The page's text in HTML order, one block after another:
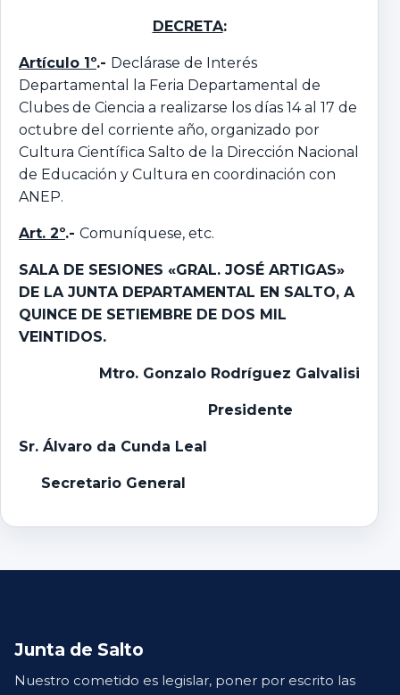
DECRETA:
Artículo 1º.- Declárase de Interés
Departamental la Feria Departamental de
Clubes de Ciencia a realizarse los días 14 al 17 de
octubre del corriente año, organizado por
Cultura Científica Salto de la Dirección Nacional
de Educación y Cultura en coordinación con
ANEP.
Art. 2º.- Comuníquese, etc.
SALA DE SESIONES «GRAL. JOSÉ ARTIGAS»
DE LA JUNTA DEPARTAMENTAL EN SALTO, A
QUINCE DE SETIEMBRE DE DOS MIL
VEINTIDOS.
Mtro. Gonzalo Rodríguez Galvalisi
Presidente
Sr. Álvaro da Cunda Leal
Secretario General
Junta de Salto
Nuestro cometido es legislar, poner por escrito las